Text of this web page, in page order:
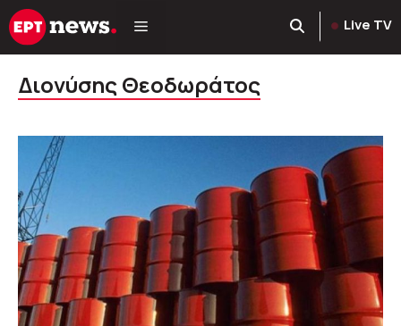
Μετάβαση
σε
Live TV
Διονύσης Θεοδωράτος